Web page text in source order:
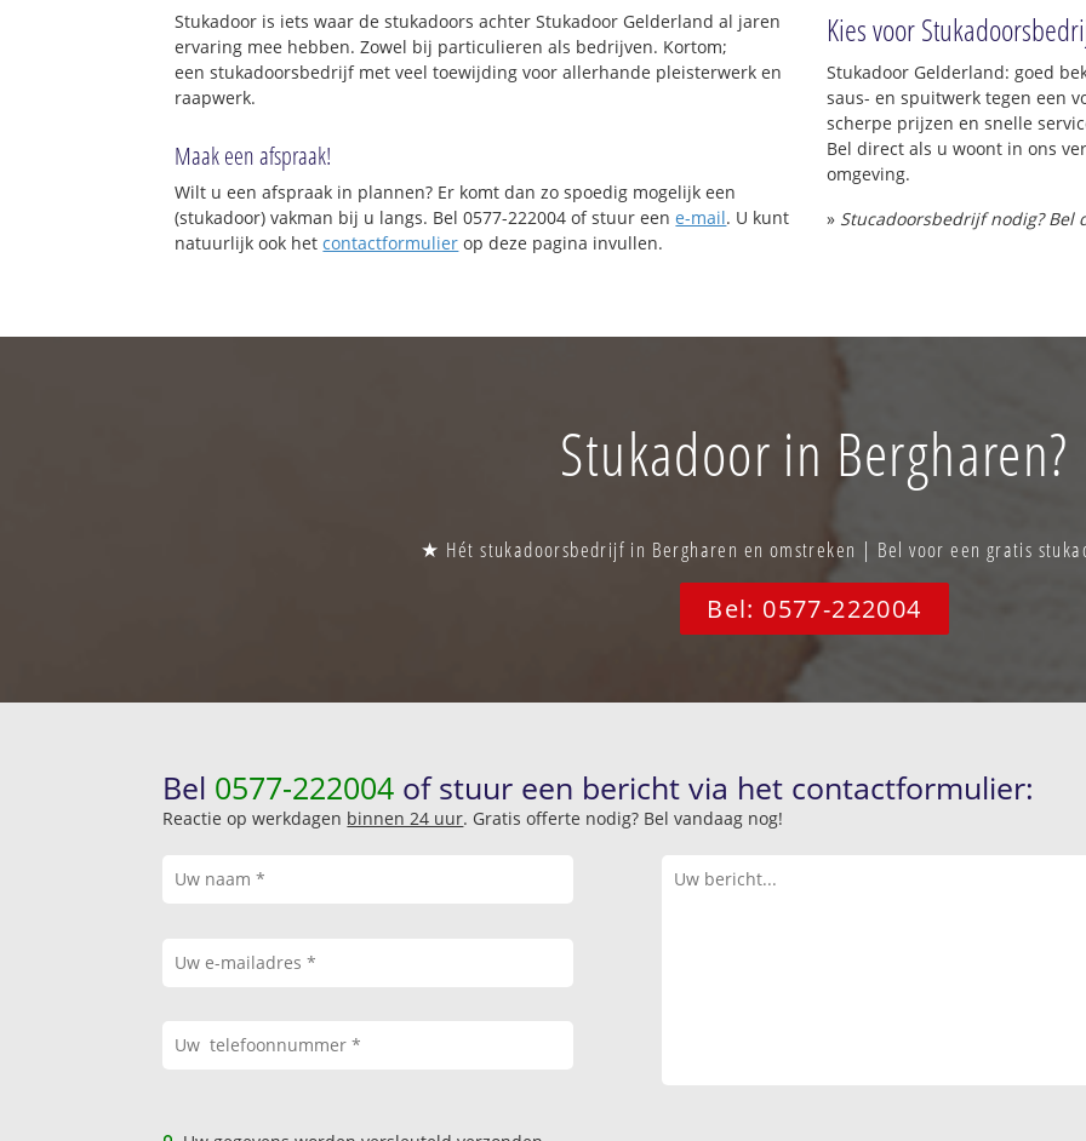
Stukadoor is iets waar de stukadoors achter Stukadoor Gelderland al jaren
ervaring mee hebben. Zowel bij particulieren als bedrijven. Kortom;
een stukadoorsbedrijf met veel toewijding voor allerhande pleisterwerk en
raapwerk.
Maak een afspraak!
Wilt u een afspraak in plannen? Er komt dan zo spoedig mogelijk een
(stukadoor) vakman bij u langs. Bel 0577-222004 of stuur eene-mail. U kunt
natuurlijk ook hetcontactformulier op deze pagina invullen.
Kies voor
Stukadoor Gelderland: goed
saus- en spuitwerk tegen een
scherpe prijzen en snelle
Bel direct als u woont in ons
omgeving.
» Stucadoorsbedrijf nodig? Bel
Stukadoor in Bergharen?
★ Hét stukadoorsbedrijf in Bergharen en omstreken | Bel voor een gratis
Bel: 0577-222004
Bel 0577-222004 of stuur een bericht via het contactformulier:
Reactie op werkdagen binnen 24 uur. Gratis offerte nodig? Bel vandaag nog!